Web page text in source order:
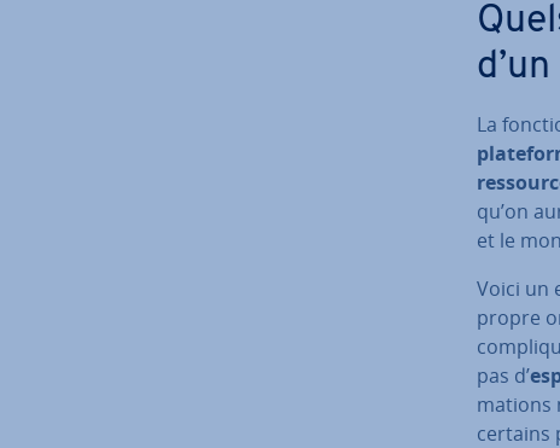
La
qu’on
et le
Voici un
propre
pas d’
ma­tions
certains